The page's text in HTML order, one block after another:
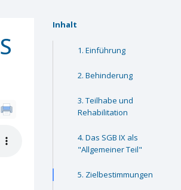
Inhalt
Einführung
Behinderung
Teilhabe und
Rehabilitation
Das SGB IX als
"Allgemeiner Teil"
Zielbestimmungen